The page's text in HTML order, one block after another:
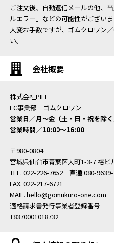
ご注文後、自動返信メールの他、
ルエラー」などの可能性がございま
大変お手数ですが、ゴムクロワン
い。
会社概要
株式会社PILE
EC事業部 ゴムクロワン
営業日／月〜金（土・日・祝を除く
営業時間／10:00〜16:00
〒980-0804
宮城県仙台市青葉区大町1-3-7 裕ビ
TEL. 022-226-7652 直通:080-
FAX. 022-217-6721
MAIL. hello@gomukuro-one.com
適格請求書発行事業者登録番号
T8370001018732